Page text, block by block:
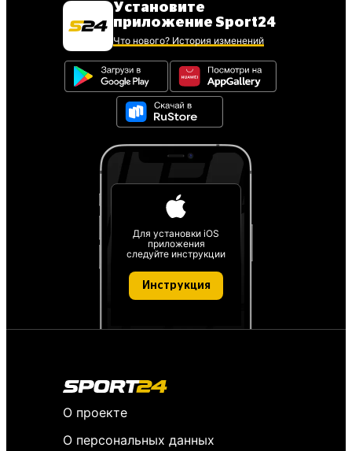
Установите
приложение Sport24
Что нового? История изменений
Для установки iOS
приложения
следуйте инструкции
Инструкция
О проекте
О персональных данных